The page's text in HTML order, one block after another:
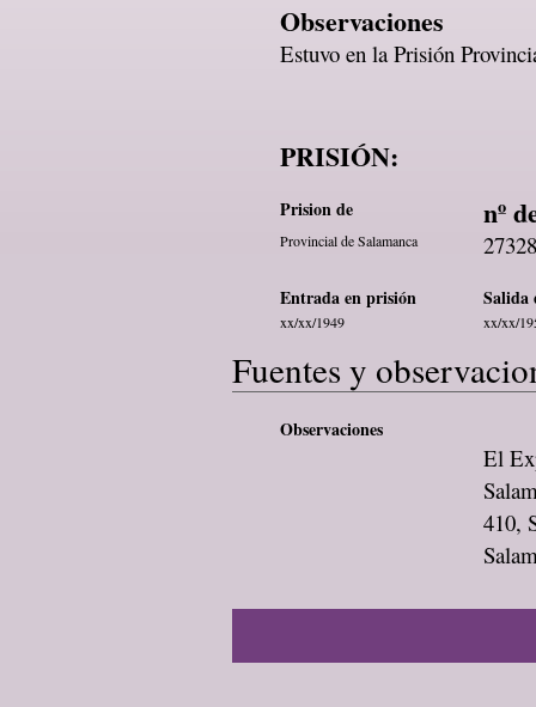
Observaciones
Estuvo en la Prisión
PRISIÓN:
Prision de nº
Provincial de Salamanca 27328
Entrada en prisión Salida
xx/xx/1949 xx/xx/
Fuentes y
Observaciones
El
410,